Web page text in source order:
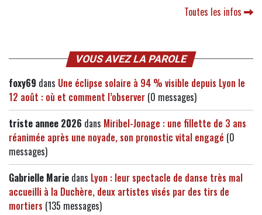
Toutes les infos
VOUS AVEZ LA PAROLE
foxy69 dans Une éclipse solaire à 94 % visible depuis Lyon le
12 août : où et comment l’observer (0 messages)
triste annee 2026 dans Miribel-Jonage : une fillette de 3 ans
réanimée après une noyade, son pronostic vital engagé (0
messages)
Gabrielle Marie dans Lyon : leur spectacle de danse très mal
accueilli à la Duchère, deux artistes visés par des tirs de
mortiers (135 messages)